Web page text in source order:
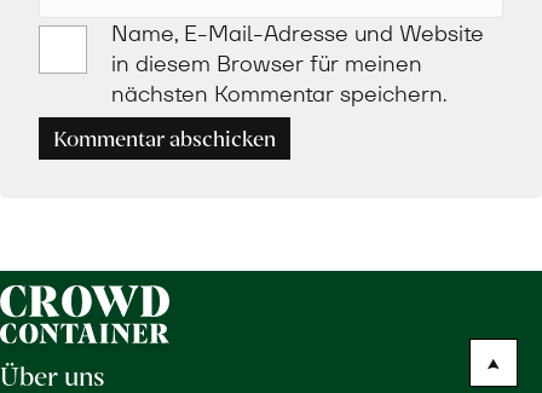
Name, E-Mail-Adresse und Website
in diesem Browser für meinen
nächsten Kommentar speichern.
Kommentar abschicken
Über uns